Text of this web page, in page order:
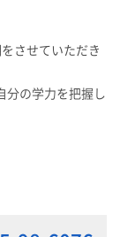
させていただき
分の学力を把握し